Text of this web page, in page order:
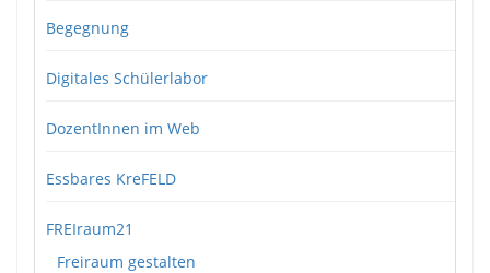
Begegnung
Digitales Schülerlabor
DozentInnen im Web
Essbares KreFELD
FREIraum21
Freiraum gestalten